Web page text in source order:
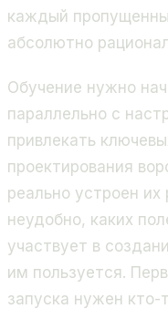
каждый
абсолютно
Обучение нужно
параллельно с
привлекать
проектирования
реально устроен их
неудобно, каких
участвует в
им пользуется.
запуска нужен кто-